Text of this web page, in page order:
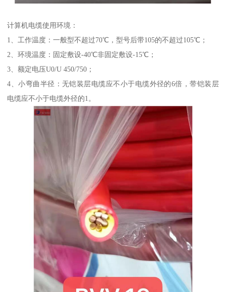
计算机电缆使用环境：
1、工作温度：一般型不超过70℃，型号后带105的不超过105℃；
2、环境温度：固定敷设-40℃非固定敷设-15℃；
3、额定电压U0/U 450/750；
4、小弯曲半径：无铠装层电缆应不小于电缆外径的6倍，带铠装层
电缆应不小于电缆外径的1。